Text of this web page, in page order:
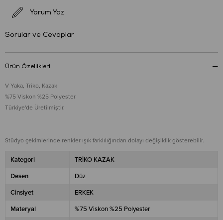
Yorum Yaz
Sorular ve Cevaplar
Ürün Özellikleri
V Yaka, Triko, Kazak
%75 Viskon %25 Polyester
Türkiye'de Üretilmiştir.
Stüdyo çekimlerinde renkler ışık farklılığından dolayı değişiklik gösterebilir.
Kategori TRİKO KAZAK
Desen Düz
Cinsiyet ERKEK
Materyal %75 Viskon %25 Polyester